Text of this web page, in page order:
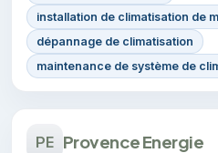
installation de climatisation de
dépannage de climatisation
maintenance de système de
PE Provence Energie